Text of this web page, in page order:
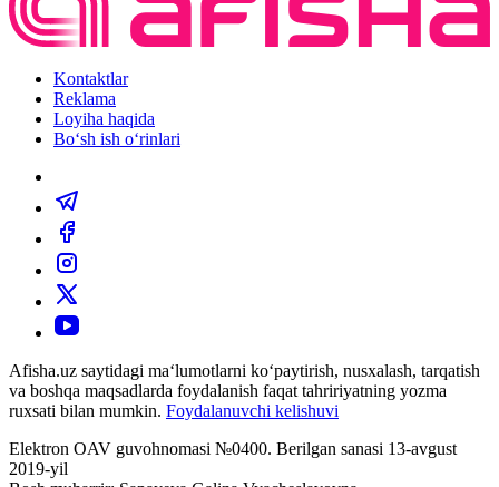
Kontaktlar
Reklama
Loyiha haqida
Bo‘sh ish o‘rinlari
Afisha.uz saytidagi ma‘lumotlarni ko‘paytirish, nusxalash, tarqatish
va boshqa maqsadlarda foydalanish faqat tahririyatning yozma
ruxsati bilan mumkin. Foydalanuvchi kelishuvi
Elektron OAV guvohnomasi №0400. Berilgan sanasi 13-avgust
2019-yil